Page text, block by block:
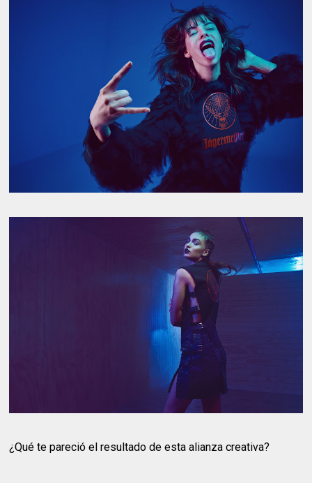
¿Qué te pareció el resultado de esta alianza creativa?